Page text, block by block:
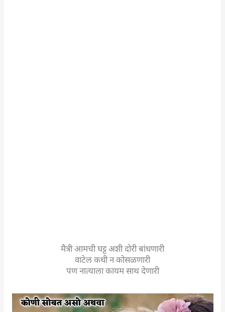
मैत्री आमची घट्ट अशी दोरी बांधणारी
वाटेल कधी न कोसळणारी
पण नात्याला कायम साथ देणारी